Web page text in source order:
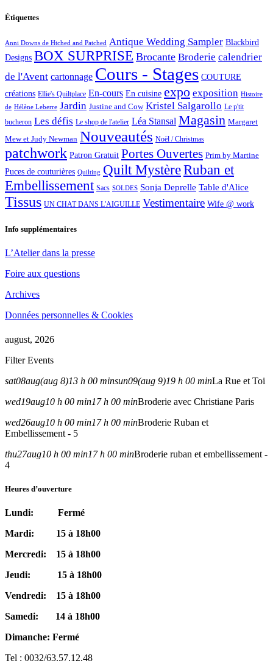
Étiquettes
Anni Downs de Htched and Patched Antique Wedding Sampler Blackbird
Designs BOX SURPRISE Brocante Broderie calendrier
de l'Avent cartonnage Cours - Stages COUTURE
créations Ellie's Quiltplace En-cours En cuisine expo exposition Histoire
de Hélène Leberre Jardin Justine and Cow Kristel Salgarollo Le p'tit
bucheron Les défis Le shop de l'atelier Léa Stansal Magasin Margaret
Mew et Judy Newman Nouveautés Noël / Christmas
patchwork Patron Gratuit Portes Ouvertes Prim by Martine
Puces de couturières Quilting Quilt MystèreRuban et
Embellissement Sacs SOLDES Sonja Deprelle Table d'Alice
Tissus UN CHAT DANS L'AIGUILLE Vestimentaire Wife @ work
Info supplémentaires
L’Atelier dans la presse
Foire aux questions
Archives
Données personnelles & Cookies
august, 2026
Filter Events
sat08aug(aug 8)13 h 00 minsun09(aug 9)19 h 00 minLa Rue et Toi
wed19aug10 h 00 min17 h 00 minBroderie avec Christiane Paris
wed26aug10 h 00 min17 h 00 minBroderie Ruban et
Embellissement - 5
thu27aug10 h 00 min17 h 00 minBroderie ruban et embellissement -
4
Heures d’ouverture
Lundi: Fermé
Mardi: 15 à 18h00
Mercredi: 15 à 18h00
Jeudi: 15 à 18h00
Vendredi: 15 à 18h00
Samedi: 14 à 18h00
Dimanche: Fermé
Tel : 0032/63.57.12.48